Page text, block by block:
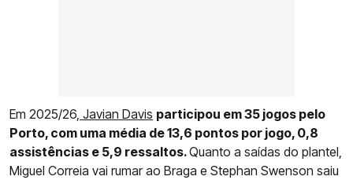
Em 2025/26, Javian Davis participou em 35 jogos pelo
Porto, com uma média de 13,6 pontos por jogo, 0,8
assistências e 5,9 ressaltos.Quanto a saídas do plantel,
Miguel Correia vai rumar ao Braga e Stephan Swenson saiu